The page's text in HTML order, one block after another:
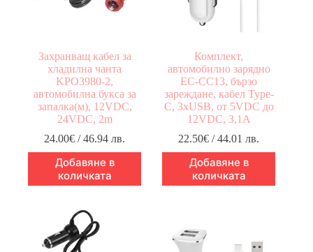
Захранващ кабел за
хладилна чанта
KPO3980-2,
автомобилна букса за
запалка(м), 12VDC,
24VDC, 2m
24.00€ / 46.94 лв.
Добавяне в
количката
Комплект,
автомобилно зарядно
EC-CC13, бързо
зареждане, кабел Type-
C, 3xUSB, от 5VDC до
12VDC, 3,1A
22.50€ / 44.01 лв.
Добавяне в
количката